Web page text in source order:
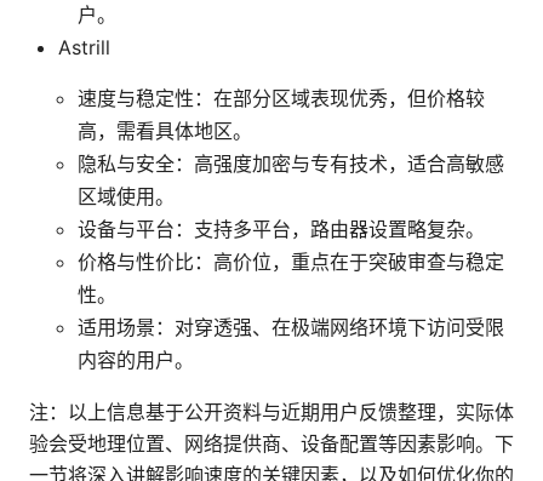
户。
Astrill
速度与稳定性：在部分区域表现优秀，但价格较
高，需看具体地区。
隐私与安全：高强度加密与专有技术，适合高敏感
区域使用。
设备与平台：支持多平台，路由器设置略复杂。
价格与性价比：高价位，重点在于突破审查与稳定
性。
适用场景：对穿透强、在极端网络环境下访问受限
内容的用户。
注：以上信息基于公开资料与近期用户反馈整理，实际体
验会受地理位置、网络提供商、设备配置等因素影响。下
一节将深入讲解影响速度的关键因素，以及如何优化你的